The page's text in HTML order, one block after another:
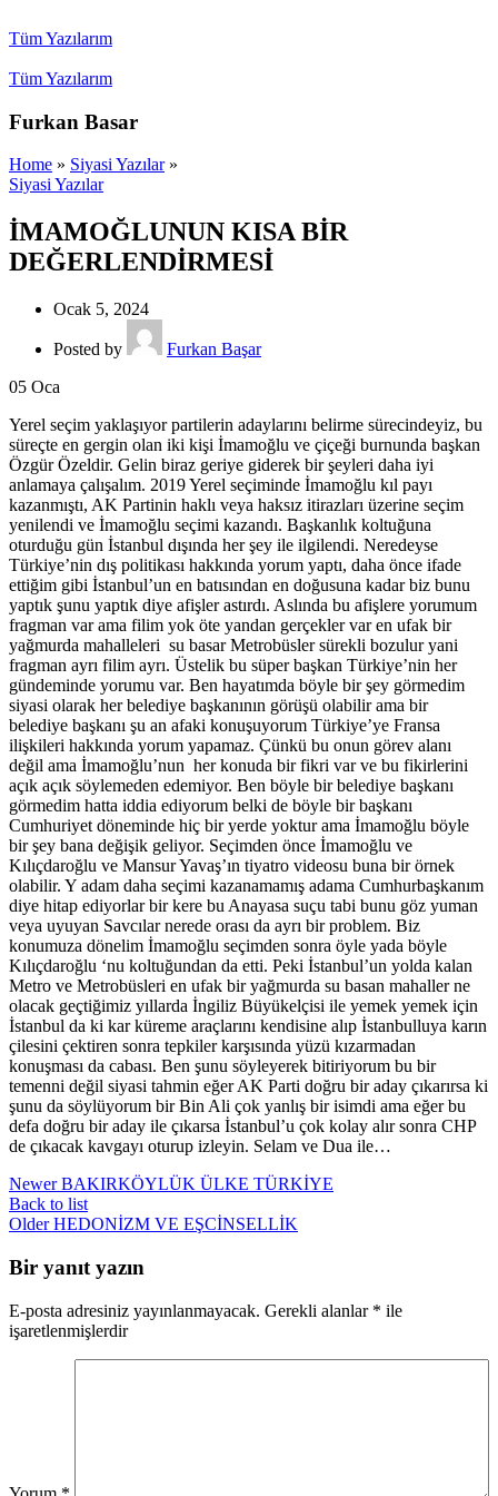
Tüm Yazılarım
Tüm Yazılarım
Furkan Basar
Home » Siyasi Yazılar»
Siyasi Yazılar
İMAMOĞLUNUN KISA BİR
DEĞERLENDİRMESİ
Ocak 5, 2024
Posted by
Furkan Başar
05 Oca
Yerel seçim yaklaşıyor partilerin adaylarını belirme sürecindeyiz, bu
süreçte en gergin olan iki kişi İmamoğlu ve çiçeği burnunda başkan
Özgür Özeldir. Gelin biraz geriye giderek bir şeyleri daha iyi
anlamaya çalışalım. 2019 Yerel seçiminde İmamoğlu kıl payı
kazanmıştı, AK Partinin haklı veya haksız itirazları üzerine seçim
yenilendi ve İmamoğlu seçimi kazandı. Başkanlık koltuğuna
oturduğu gün İstanbul dışında her şey ile ilgilendi. Neredeyse
Türkiye’nin dış politikası hakkında yorum yaptı, daha önce ifade
ettiğim gibi İstanbul’un en batısından en doğusuna kadar biz bunu
yaptık şunu yaptık diye afişler astırdı. Aslında bu afişlere yorumum
fragman var ama filim yok öte yandan gerçekler var en ufak bir
yağmurda mahalleleri su basar Metrobüsler sürekli bozulur yani
fragman ayrı filim ayrı. Üstelik bu süper başkan Türkiye’nin her
gündeminde yorumu var. Ben hayatımda böyle bir şey görmedim
siyasi olarak her belediye başkanının görüşü olabilir ama bir
belediye başkanı şu an afaki konuşuyorum Türkiye’ye Fransa
ilişkileri hakkında yorum yapamaz. Çünkü bu onun görev alanı
değil ama İmamoğlu’nun her konuda bir fikri var ve bu fikirlerini
açık açık söylemeden edemiyor. Ben böyle bir belediye başkanı
görmedim hatta iddia ediyorum belki de böyle bir başkanı
Cumhuriyet döneminde hiç bir yerde yoktur ama İmamoğlu böyle
bir şey bana değişik geliyor. Seçimden önce İmamoğlu ve
Kılıçdaroğlu ve Mansur Yavaş’ın tiyatro videosu buna bir örnek
olabilir. Y adam daha seçimi kazanamamış adama Cumhurbaşkanım
diye hitap ediyorlar bir kere bu Anayasa suçu tabi bunu göz yuman
veya uyuyan Savcılar nerede orası da ayrı bir problem. Biz
konumuza dönelim İmamoğlu seçimden sonra öyle yada böyle
Kılıçdaroğlu ‘nu koltuğundan da etti. Peki İstanbul’un yolda kalan
Metro ve Metrobüsleri en ufak bir yağmurda su basan mahaller ne
olacak geçtiğimiz yıllarda İngiliz Büyükelçisi ile yemek yemek için
İstanbul da ki kar küreme araçlarını kendisine alıp İstanbulluya karın
çilesini çektiren sonra tepkiler karşısında yüzü kızarmadan
konuşması da cabası. Ben şunu söyleyerek bitiriyorum bu bir
temenni değil siyasi tahmin eğer AK Parti doğru bir aday çıkarırsa ki
şunu da söylüyorum bir Bin Ali çok yanlış bir isimdi ama eğer bu
defa doğru bir aday ile çıkarsa İstanbul’u çok kolay alır sonra CHP
de çıkacak kavgayı oturup izleyin. Selam ve Dua ile…
Newer BAKIRKÖYLÜK ÜLKE TÜRKİYE
Back to list
Older HEDONİZM VE EŞCİNSELLİK
Bir yanıt yazın
E-posta adresiniz yayınlanmayacak. Gerekli alanlar * ile
işaretlenmişlerdir